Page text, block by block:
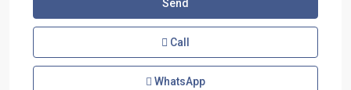
Call
WhatsApp